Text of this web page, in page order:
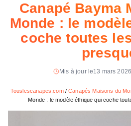
Canapé Bayma
Monde : le
coche toutes
Mis à jour le13 mars 2026
Touslescanapes.com/Canapés Maisons du
Monde : le modèle éthique qui coche